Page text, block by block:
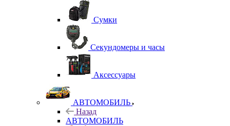
Сумки
Секундомеры и часы
Аксессуары
АВТОМОБИЛЬ
Назад
АВТОМОБИЛЬ